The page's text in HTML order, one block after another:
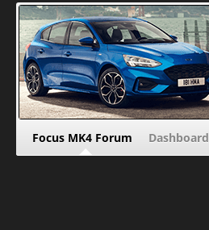
Focus MK4 Forum Dashboard